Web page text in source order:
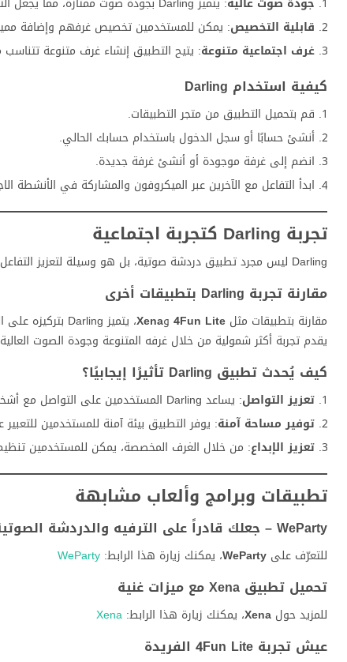
قابلية التخصيص: يمكن للمستخدمين تخصيص غرفهم وإضافة
غرف اجتماعية متنوعة: يتيح التطبيق إنشاء غرف متنوعة
كيفية استخدام Darling
قم بتحميل التطبيق من متجر التطبيقات.
أنشئ حسابًا أو سجل الدخول باستخدام حسابك الحالي.
انضم إلى غرفة موجودة أو أنشئ غرفة جديدة.
ابدأ التفاعل مع الآخرين عبر الميكروفون والمشاركة في الأنشطة
تجربة Darling كتجربة اجتماعية
Darling ليس مجرد تطبيق دردشة صوتية، بل هو وسيلة لتعزيز التفاعل الاجتماعي وبناء علاقات جديدة.
مقارنة تجربة Darling بتطبيقات أخرى
مقارنة بتطبيقات مثل 4Fun Lite وXena
يقدم تجربة أكثر شمولية من خلال غرفه المتنوعة وجودة الصوت
كيف يُحدث تطبيق Darling تأثيرًا إيجابيًا؟
تعزيز التواصل: يساعد Darling المستخدمين على التواصل مع أشخاص جدد من مختلف أنحاء العالم.
توفير مساحة آمنة: يوفر التطبيق بيئة آمنة للمستخدمين
تعزيز الإبداع: من خلال الغرف المخصصة، يمكن للمستخدمين
تطبيقات وبرامج وألعاب مشابهة
WeParty – جعلك قادراً على الترفيه والدردشة الصوتية بشكل فوري
للتعرّف على WeParty، يمكنك زيارة هذا الرابط: WeParty
تحميل تطبيق Xena مع ميزات غنية
للمزيد حول Xena، يمكنك زيارة هذا الرابط: Xena
عيش تجربة 4Fun Lite الفريدة